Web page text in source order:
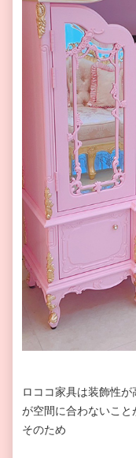
ロココ家具は装飾性
が空間に合わないこと
そのため